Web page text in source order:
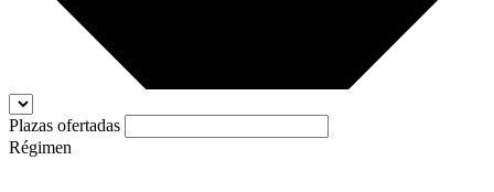
Plazas ofertadas
Régimen